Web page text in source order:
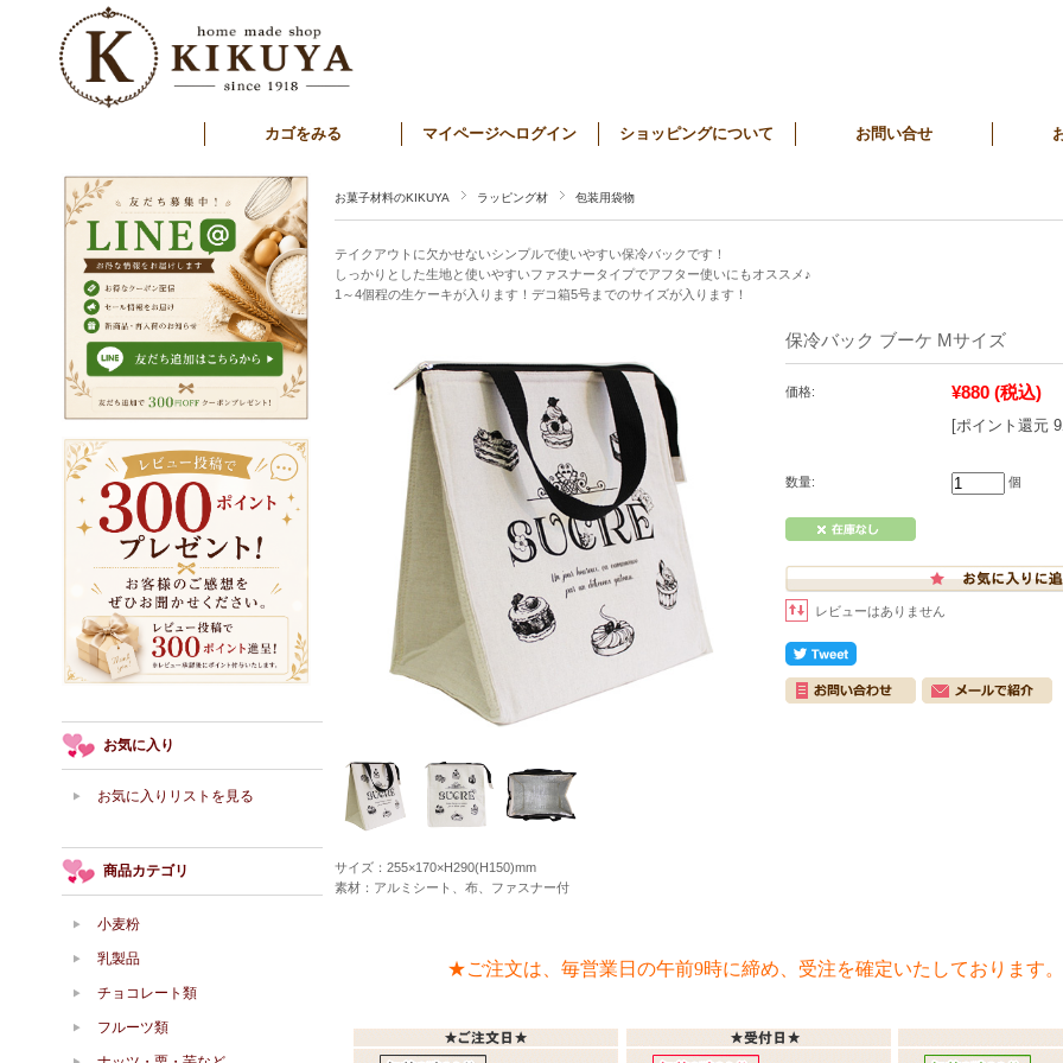
カゴをみる マイページへログイン ショッピングについて お問い合せ
お菓子材料のKIKUYA ラッピング材 包装用袋物
テイクアウトに欠かせないシンプルで使いやすい保冷バックです！
しっかりとした生地と使いやすいファスナータイプでアフター使いにもオススメ♪
1～4個程の生ケーキが入ります！デコ箱5号までのサイズが入ります！
保冷バック ブーケ Mサイズ
価格: ¥880 (税込)
[ポイント還元
数量: 個
レビューはありません
サイズ：255×170×H290(H150)mm
素材：アルミシート、布、ファスナー付
★ご注文は、毎営業日の午前9時に締め、受注を確定いたしております。
お気に入り
お気に入りリストを見る
商品カテゴリ
小麦粉
乳製品
チョコレート類
フルーツ類